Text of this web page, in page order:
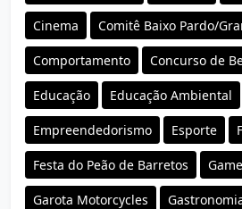
Cinema Comitê Baixo Pardo/
Comportamento Concurso de
Educação Educação Ambiental
Empreendedorismo Esporte
Festa do Peão de Barretos Game
Garota Motorcycles